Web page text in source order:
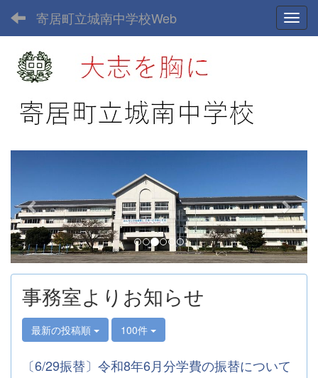
寄居町立城南中学校Web
e
v
i
o
u
s
x
t
事務室よりお知らせ
最新の投稿順 100件
〔6/29振替〕令和8年6月分学費の振替について